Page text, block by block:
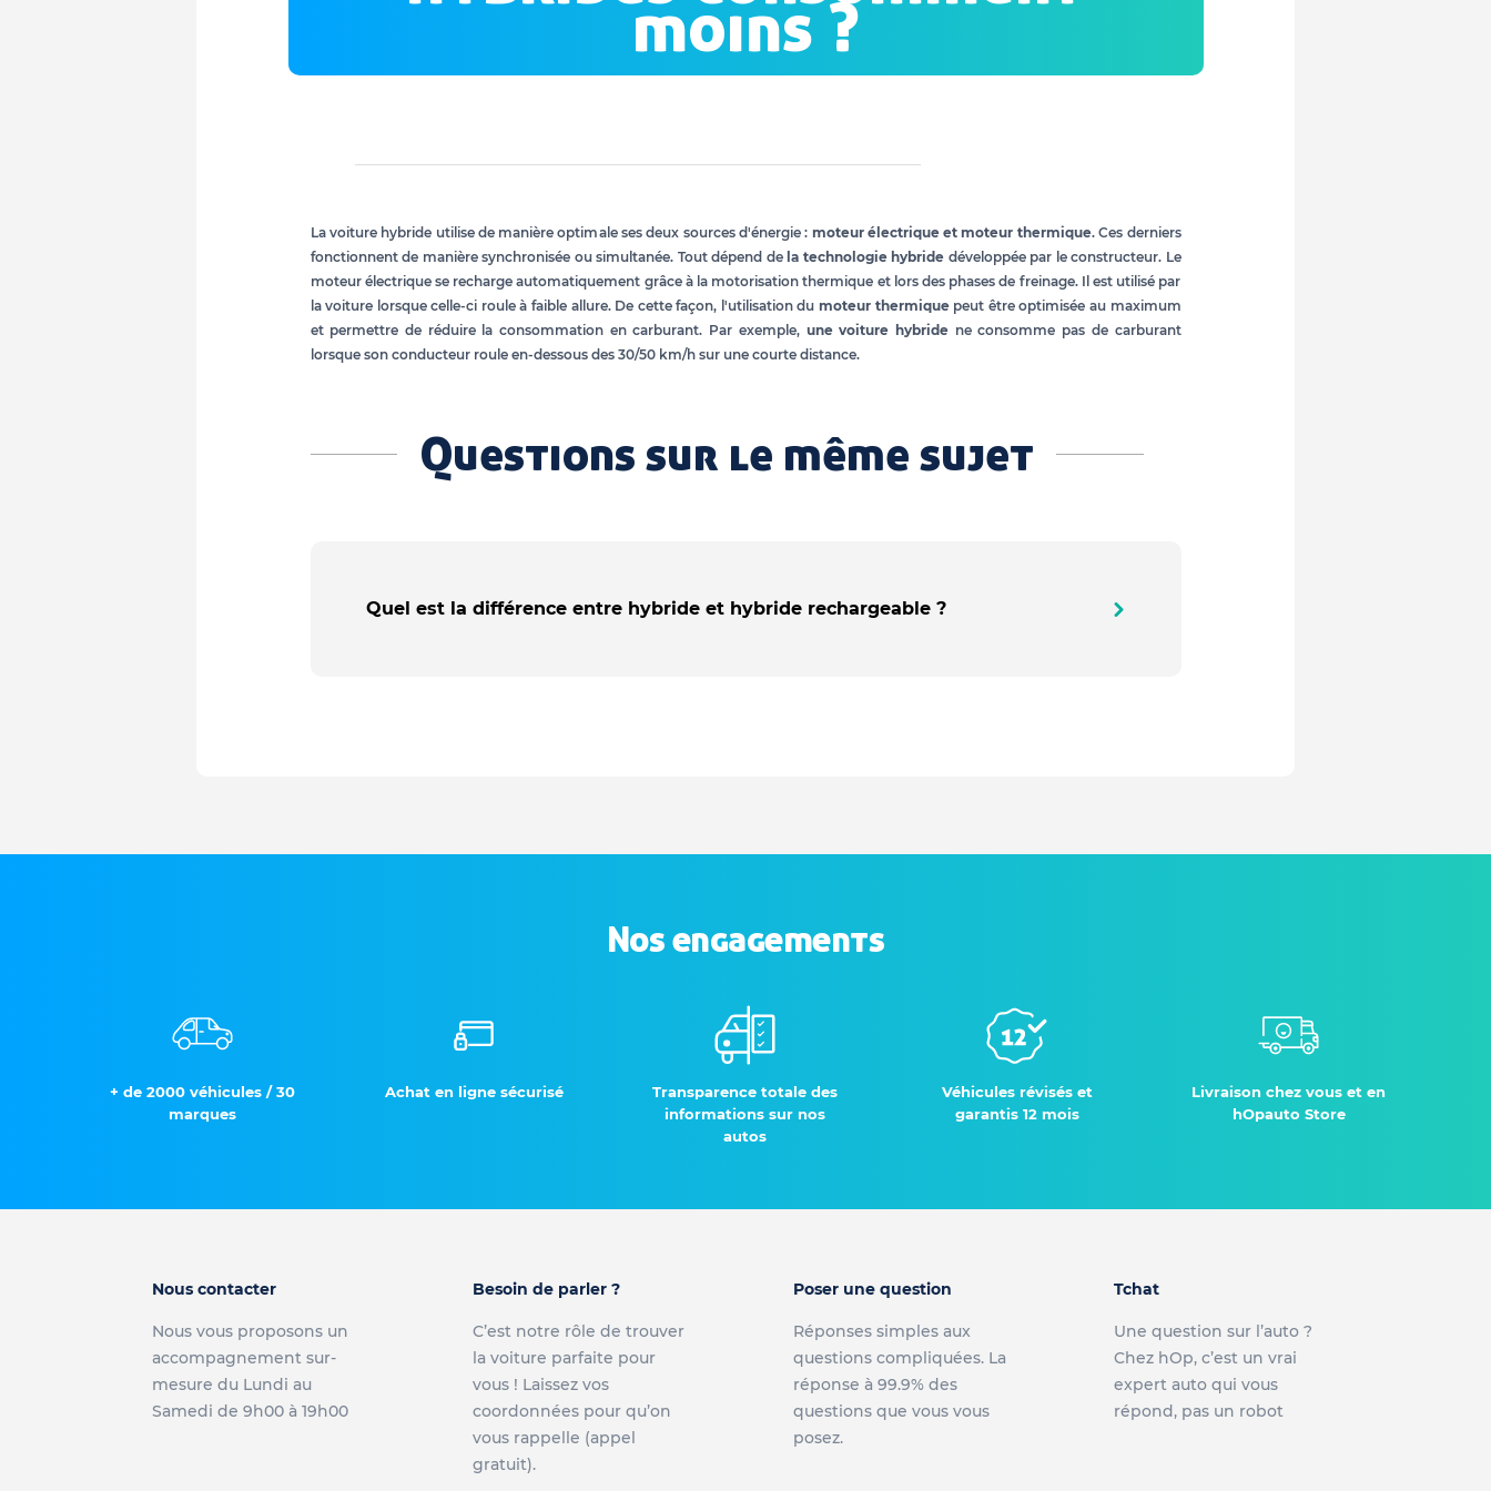
moins ?
La voiture hybride utilise de manière optimale ses deux sources d'énergie : moteur électrique et moteur thermique. Ces derniers
fonctionnent de manière synchronisée ou simultanée. Tout dépend de la technologie hybride développée par le constructeur. Le
moteur électrique se recharge automatiquement grâce à la motorisation thermique et lors des phases de freinage. Il est utilisé par
la voiture lorsque celle-ci roule à faible allure. De cette façon, l'utilisation dumoteur thermiquepeut être optimisée au maximum
et permettre de réduire la consommation en carburant. Par exemple, une voiture hybridene consomme pas de carburant
lorsque son conducteur roule en-dessous des 30/50 km/h sur une courte distance.
Questions sur le même sujet
Quel est la différence entre hybride et hybride rechargeable ?
Nos engagements
+ de 2000 véhicules / 30
marques
Achat en ligne sécurisé
Transparence totale des
informations sur nos
autos
Véhicules révisés et
garantis 12 mois
Livraison chez vous et en
hOpauto Store
Nous contacter
Nous vous proposons un
accompagnement sur-
mesure du Lundi au
Samedi de 9h00 à 19h00
Besoin de parler ?
C’est notre rôle de trouver
la voiture parfaite pour
vous ! Laissez vos
coordonnées pour qu’on
vous rappelle (appel
gratuit).
Poser une question
Réponses simples aux
questions compliquées. La
réponse à 99.9% des
questions que vous vous
posez.
Tchat
Une question sur l’auto ?
Chez hOp, c’est un vrai
expert auto qui vous
répond, pas un robot